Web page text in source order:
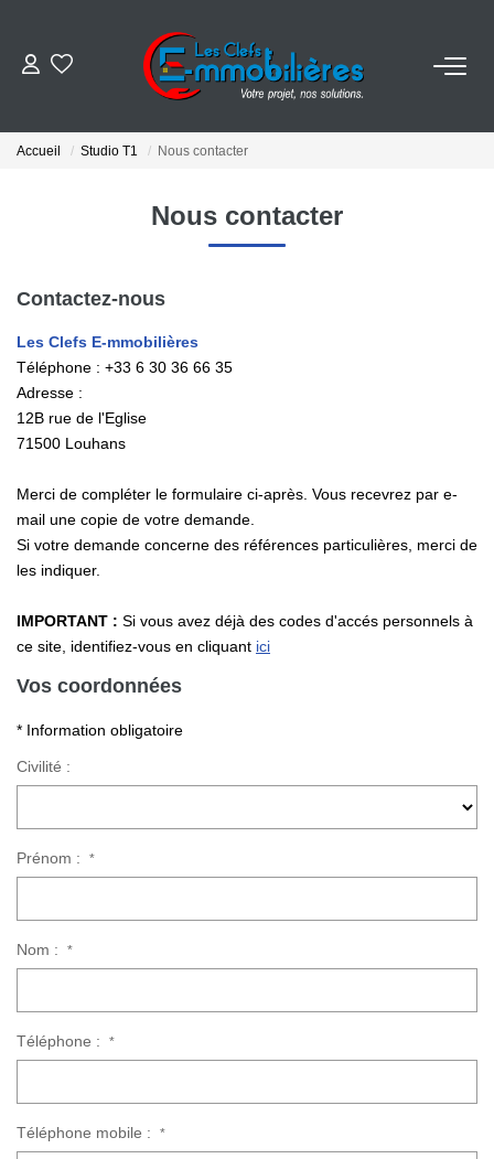
VENDRE
NOS AGENCES
Nos Actualités
Accueil Studio T1 Nous contacter
Nous contacter
Contactez-nous
Les Clefs E-mmobilières
Téléphone : +33 6 30 36 66 35
Adresse :
12B rue de l'Eglise
71500 Louhans
Merci de compléter le formulaire ci-après. Vous recevrez par e-
mail une copie de votre demande.
Si votre demande concerne des références particulières, merci de
les indiquer.
IMPORTANT : Si vous avez déjà des codes d'accés personnels à
ce site, identifiez-vous en cliquant ici
Vos coordonnées
* Information obligatoire
Civilité :
Prénom : *
Nom : *
Téléphone : *
Téléphone mobile : *